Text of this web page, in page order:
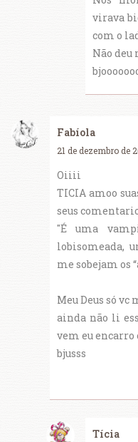
virava
com o
Não deu
Fabíola
21 de dezembro de
Oiiii
TICIA amoo
seus
"É uma
lobisomeada,
me sobejam os
Meu Deus só vc
ainda não li
vem eu encarro
bjusss
Tícia